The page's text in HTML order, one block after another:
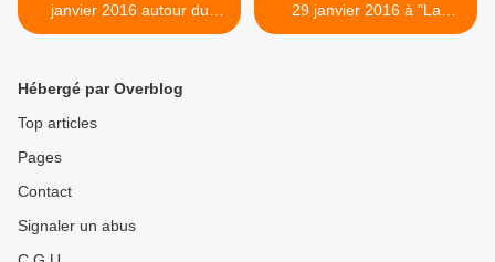
janvier 2016 autour du
château de Chamarande
29 janvier 2016 à "La
Guinguette Auvergnate" >
Hébergé par Overblog
Top articles
Pages
Contact
Signaler un abus